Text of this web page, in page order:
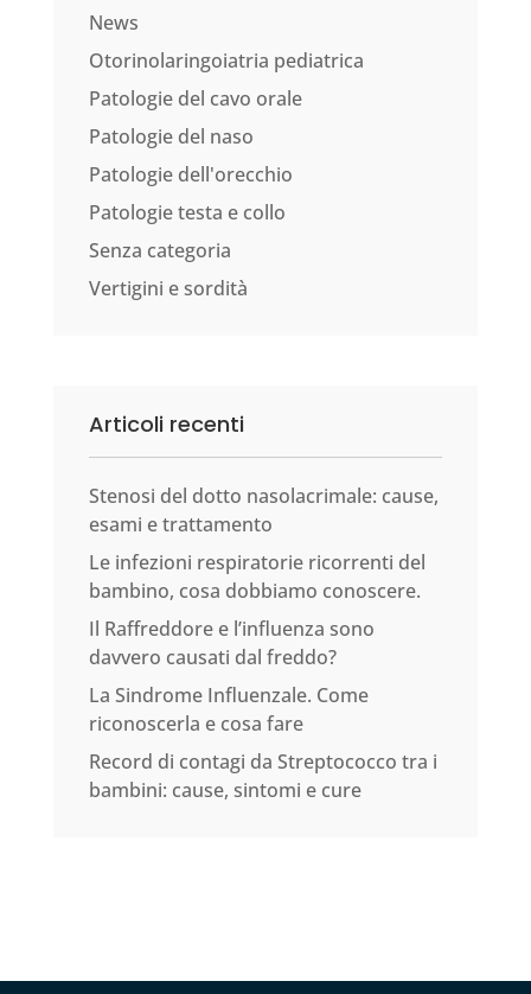
News
Otorinolaringoiatria pediatrica
Patologie del cavo orale
Patologie del naso
Patologie dell'orecchio
Patologie testa e collo
Senza categoria
Vertigini e sordità
Articoli recenti
Stenosi del dotto nasolacrimale: cause,
esami e trattamento
Le infezioni respiratorie ricorrenti del
bambino, cosa dobbiamo conoscere.
Il Raffreddore e l’influenza sono
davvero causati dal freddo?
La Sindrome Influenzale. Come
riconoscerla e cosa fare
Record di contagi da Streptococco tra i
bambini: cause, sintomi e cure